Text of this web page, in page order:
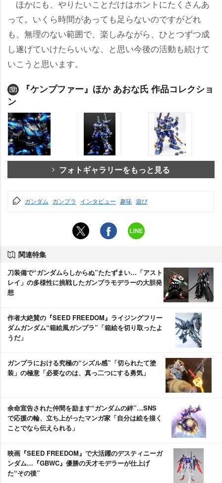
ほかにも、やりたいことだけはホントにたくさんあ
って。いくら時間があっても足らないのですがどれ
も、無理のない範囲で、楽しみながら、ひとつずつ成
し遂げていけたらいいな、と思い今後の活動も続けて
いこうと思います。
『ケンプファー』ほか あおな氏 作品コレクショ
ン
フォトギャラリーをもっと見る
ガンダム ガンプラ インタビュー 趣味 遊び
関連特集
刀装備で“ガンダムらしからぬ”たたずまい…「アスト
レイ」の多様性に挑戦したガンプラモデラーの大胆発
想
作者大絶賛の『SEED FREEDOM』ライジングフリー
ダムガンダム“箱絵風ガンプラ”「箱絵を切り取ったよ
うだ」
ガンプラにおける究極の“シズル感”「切られたて塗
装」の極意「必要なのは、真っ二つにする勇気」
余命宣告された仲間を励ます“ガンダムの絆”…SNS
で応援の輪、立ち上がったマンガ家「自分は絵を描く
ことでなら伝えられる」
映画『SEED FREEDOM』で大活躍のデスティニーガ
ンダム…『GBWC』優勝の天才モデラーが仕上げ
た“その後”